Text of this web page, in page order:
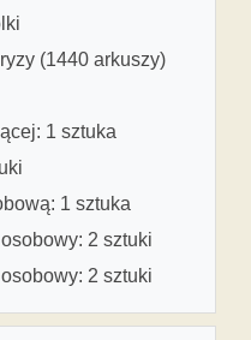
(1440 arkuszy)
1 sztuka
1 sztuka
2 sztuki
2 sztuki